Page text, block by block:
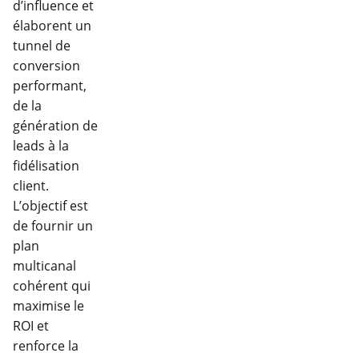
d’influence et
élaborent un
tunnel de
conversion
performant,
de la
génération de
leads à la
fidélisation
client.
L’objectif est
de fournir un
plan
multicanal
cohérent qui
maximise le
ROI et
renforce la